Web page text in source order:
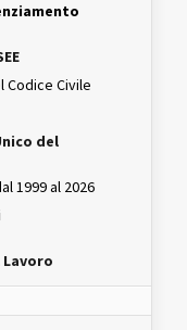
Codice Civile
del
1999 al 2026